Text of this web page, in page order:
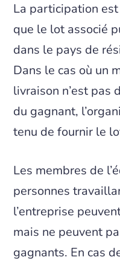
La participation
que le lot associé
dans le pays de
Dans le cas où un
livraison n’est pas
du gagnant,
tenu de fournir le
Les membres de
personnes
l’entreprise
mais ne peuvent
gagnants. En cas